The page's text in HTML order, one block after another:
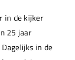
in de kijker
25 jaar
in de